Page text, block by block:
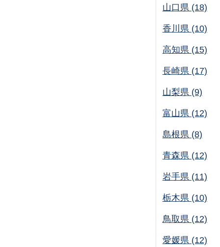
山口県 (18)
香川県 (10)
高知県 (15)
長崎県 (17)
山梨県 (9)
富山県 (12)
島根県 (8)
青森県 (12)
岩手県 (11)
栃木県 (10)
鳥取県 (12)
愛媛県 (12)